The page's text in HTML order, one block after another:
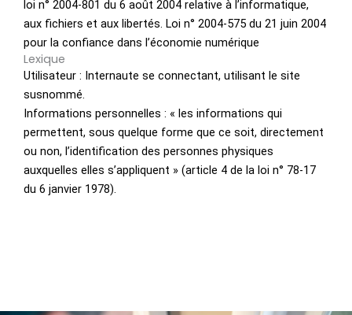
loi n° 2004-801 du 6 août 2004 relative à l’informatique,
aux fichiers et aux libertés. Loi n° 2004-575 du 21 juin 2004
pour la confiance dans l’économie numérique
Lexique
Utilisateur : Internaute se connectant, utilisant le site
susnommé.
Informations personnelles : « les informations qui
permettent, sous quelque forme que ce soit, directement
ou non, l’identification des personnes physiques
auxquelles elles s’appliquent » (article 4 de la loi n° 78-17
du 6 janvier 1978).